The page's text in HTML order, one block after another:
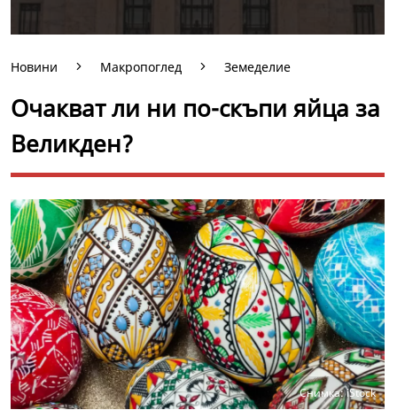
Новини Макропоглед Земеделие
Очакват ли ни по-скъпи яйца за
Великден?
Снимка: iStock